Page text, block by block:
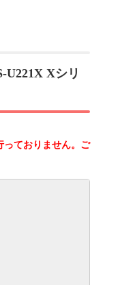
U221X Xシリ
っておりません。ご